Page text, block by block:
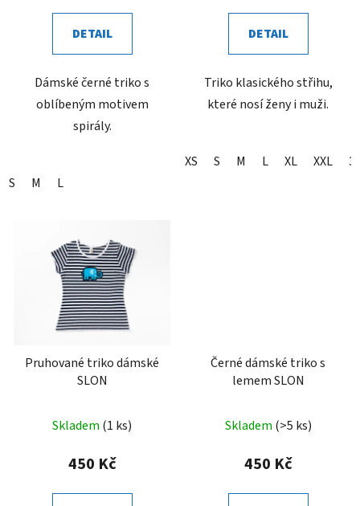
DETAIL
Dámské černé triko s
oblíbeným motivem
spirály.
S M L
DETAIL
Triko klasického střihu,
které nosí ženy i muži.
XS S M L XL XXL
Pruhované triko dámské
SLON
Skladem (1 ks)
450 Kč
Černé dámské triko s
lemem SLON
Skladem (>5 ks)
450 Kč